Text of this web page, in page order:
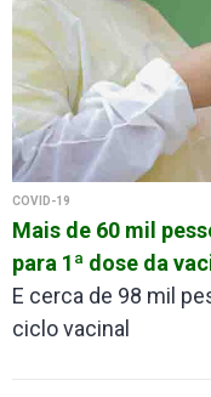
COVID-19
Mais de 60 mil
para 1ª dose da
E cerca de 98 mil
ciclo vacinal